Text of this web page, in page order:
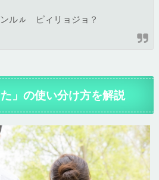
ルㇽ ピィリョジョ？
」の使い分け方を解説